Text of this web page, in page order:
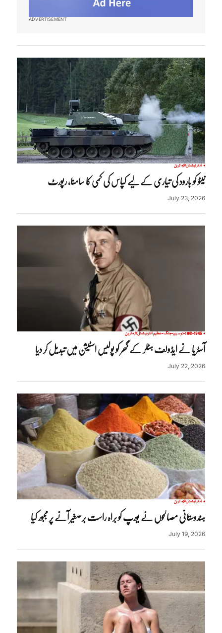
ADVERTISEMENT
انٹرنیشنلتازہ ترین
نیٹو کو بارود کی تیاری کے لیے کپاس کی کمی کا سامنا، رپورٹ
July 23, 2026
1941-1945-دوسری-جنگ-عظیم انٹرنیشنلتازہ ترین
آسٹریا نے ایڈولف ہٹلر کے گھر کو پولیس اسٹیشن میں تبدیل کر دیا
July 22, 2026
انٹرنیشنلتازہ ترین
ہندوستانی مصالحوں نے یورپ کو براہ راست برصغیر آنے پر مجبور کیا
July 19, 2026